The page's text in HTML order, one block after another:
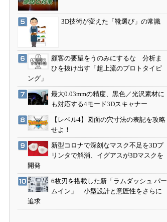
3D技術が変えた「靴選び」の常識
顧客の要望をうのみにするな 分析ま
ひを抜け出す「超上流のプロトタイピ
ング」
最大0.03mmの精度、黒色／光沢素材に
も対応する4モード3Dスキャナー
【レベル4】図面の穴寸法の表記を攻略
せよ！
新型コロナで深刻なマスク不足を3Dプ
リンタで解消、イグアスが3Dマスクを
開発
6枚刃を搭載した新「ラムダッシュ パー
ムイン」 小型設計と意匠性をさらに
追求